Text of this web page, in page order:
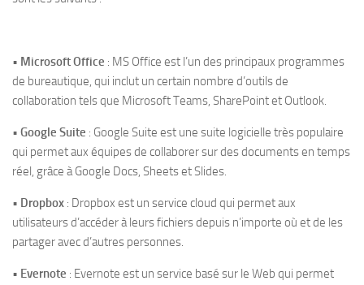
• Microsoft Office : MS Office est l’un des principaux programmes
de bureautique, qui inclut un certain nombre d’outils de
collaboration tels que Microsoft Teams, SharePoint et Outlook.
• Google Suite : Google Suite est une suite logicielle très populaire
qui permet aux équipes de collaborer sur des documents en temps
réel, grâce à Google Docs, Sheets et Slides.
• Dropbox : Dropbox est un service cloud qui permet aux
utilisateurs d’accéder à leurs fichiers depuis n’importe où et de les
partager avec d’autres personnes.
• Evernote : Evernote est un service basé sur le Web qui permet